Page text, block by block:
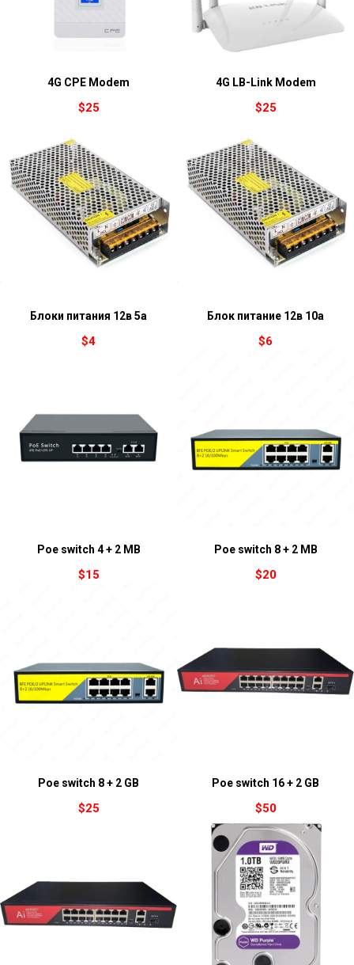
4G CPE Modem
$25
4G LB-Link Modem
$25
Блоки питания 12в 5а
$4
Блок питание 12в 10а
$6
Poe switch 4 + 2 MB
$15
Poe switch 8 + 2 MB
$20
Poe switch 8 + 2 GB
$25
Poe switch 16 + 2 GB
$50